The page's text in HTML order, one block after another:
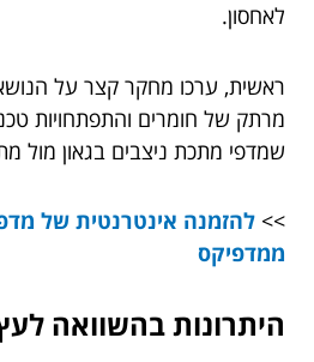
לאחסון.
ראשית, ערכו מחקר קצר על
מרתק של חומרים והתפתחויות
שמדפי מתכת ניצבים בגאון מול
>> להזמנה אינטרנטית של
ממדפיקס
היתרונות בהשוואה